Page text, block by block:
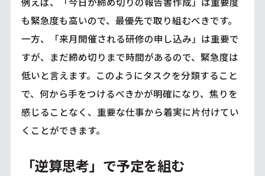
も緊急度も高いので、最優先で取り組むべきです。
一方、「来月開催される研修の申し込み」は重要で
すが、まだ締め切りまで時間があるので、緊急度は
低いと言えます。このようにタスクを分類すること
で、何から手をつけるべきかが明確になり、焦りを
感じることなく、重要な仕事から着実に片付けてい
くことができます。
「逆算思考」で予定を組む